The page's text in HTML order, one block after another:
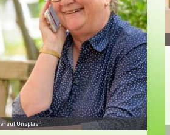
auf Unsplash